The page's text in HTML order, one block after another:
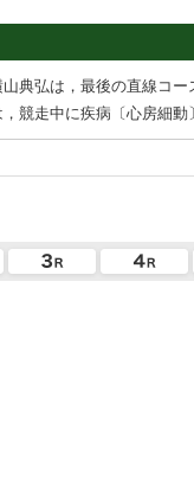
典弘は，最後の直線コ
競走中に疾病〔心房細